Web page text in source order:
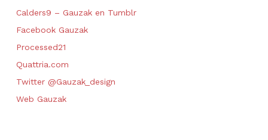
Calders9 – Gauzak en Tumblr
Facebook Gauzak
Processed21
Quattria.com
Twitter @Gauzak_design
Web Gauzak